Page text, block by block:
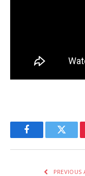
Facebook
PREVIOUS